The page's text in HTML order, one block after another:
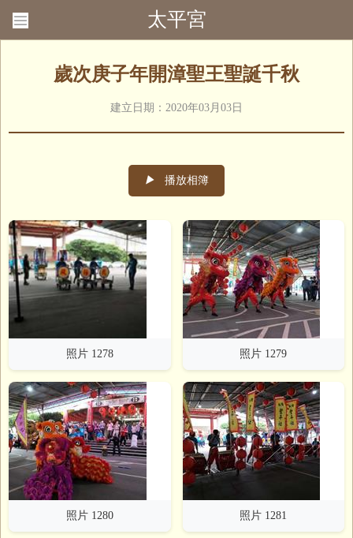
太平宮
歲次庚子年開漳聖王聖誕千秋
建立日期：2020年03月03日
▶ 播放相簿
照片 1278 照片 1279
照片 1280 照片 1281